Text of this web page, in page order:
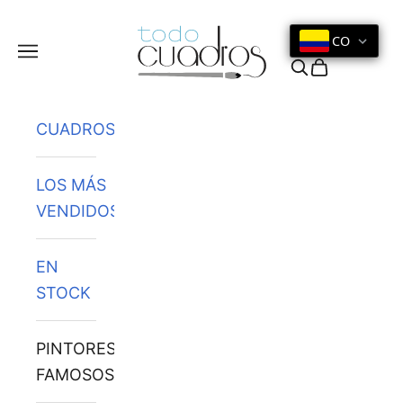
Menú
CO
Buscar
Cesta
CUADROS
LOS MÁS
VENDIDOS
EN
STOCK
PINTORES
FAMOSOS